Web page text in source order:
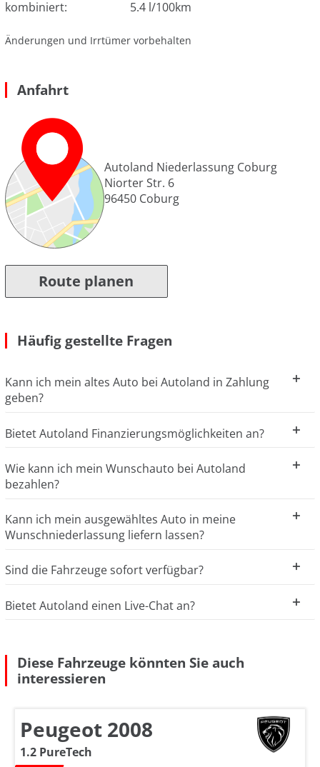
kombiniert: 5.4 l/100km
Änderungen und Irrtümer vorbehalten
Anfahrt
Autoland Niederlassung Coburg
Niorter Str. 6
96450 Coburg
Route planen
Häufig gestellte Fragen
Kann ich mein altes Auto bei Autoland in Zahlung
geben?
Bietet Autoland Finanzierungsmöglichkeiten an?
Wie kann ich mein Wunschauto bei Autoland
bezahlen?
Kann ich mein ausgewähltes Auto in meine
Wunschniederlassung liefern lassen?
Sind die Fahrzeuge sofort verfügbar?
Bietet Autoland einen Live-Chat an?
Diese Fahrzeuge könnten Sie auch
interessieren
Peugeot 2008
1.2 PureTech